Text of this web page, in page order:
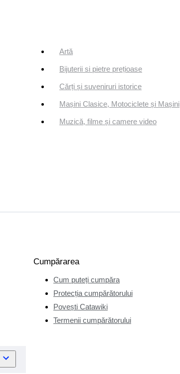
Artă
Bijuterii si pietre prețioase
Cărți și suveniruri istorice
Mașini Clasice, Motociclete și Mașini
Muzică, filme și camere video
Cumpărarea
Cum puteți cumpăra
Protecția cumpărătorului
Povești Catawiki
Termenii cumpărătorului